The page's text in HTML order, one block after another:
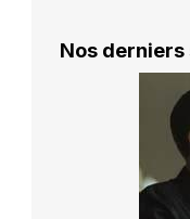
Nos derniers